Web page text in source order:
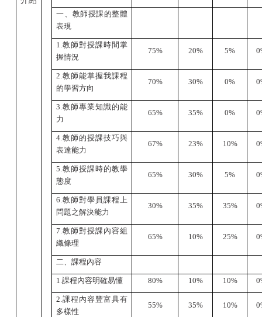
一、教師授課的整體
表現
1.教師對授課時間掌
握情況
75% 20% 5%
2.教師能掌握我課程
的學習方向
70% 30% 0%
3.教師專業知識的能
力
65% 35% 0%
4.教師的授課技巧與
表達能力
67% 23% 10%
5.教師授課時的教學
態度
65% 30% 5%
6.教師對學員課程上
問題之解決能力
30% 35% 35%
7.教師對授課內容組
織條理
65% 10% 25%
二、課程內容
1.課程內容明確易懂 80% 10% 10%
2.課程內容豐富具有
多樣性
55% 35% 10%